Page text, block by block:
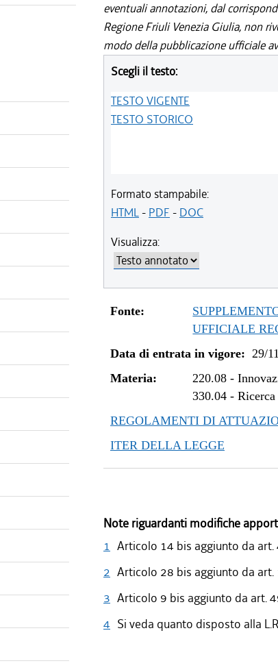
eventuali annotazioni, dal
Regione Friuli Venezia Giulia, non
modo della pubblicazione ufficiale
Scegli il testo:
TESTO VIGENTE
TESTO STORICO
Formato stampabile:
HTML- PDF - DOC
Visualizza:
Fonte:
UFFICIALE
Data di entrata in vigore: 29/
Materia:
220.08 -
330.04 -
REGOLAMENTI DI
ITER DELLA LEGGE
Note riguardanti modifiche
1 Articolo 14 bis aggiunto da
2 Articolo 28 bis aggiunto da
3 Articolo 9 bis aggiunto da art.
4 Si veda quanto disposto alla